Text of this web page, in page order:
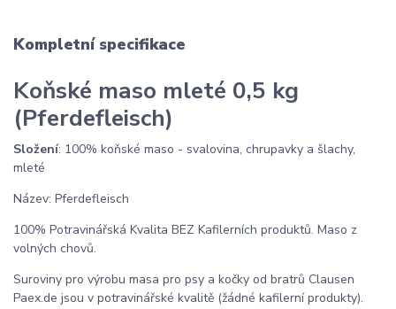
Kompletní specifikace
Koňské maso mleté 0,5 kg
(Pferdefleisch)
Složení: 100% koňské maso - svalovina, chrupavky a šlachy,
mleté
Název: Pferdefleisch
100% Potravinářská Kvalita BEZ Kafilerních produktů. Maso z
volných chovů.
Suroviny pro výrobu masa pro psy a kočky od bratrů Clausen
Paex.de jsou v potravinářské kvalitě (žádné kafilerní produkty).